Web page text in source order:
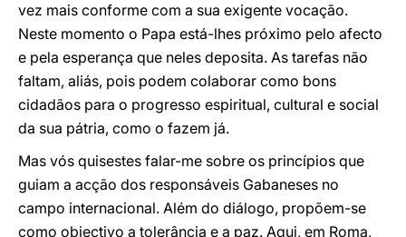
vez mais conforme com a sua exigente vocação.
Neste momento o Papa está-lhes próximo pelo afecto
e pela esperança que neles deposita. As tarefas não
faltam, aliás, pois podem colaborar como bons
cidadãos para o progresso espiritual, cultural e social
da sua pátria, como o fazem já.
Mas vós quisestes falar-me sobre os princípios que
guiam a acção dos responsáveis Gabaneses no
campo internacional. Além do diálogo, propõem-se
como objectivo a tolerância e a paz. Aqui, em Roma,